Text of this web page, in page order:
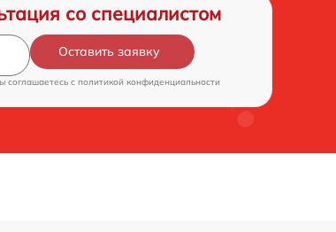
со специалистом
Оставить заявку
соглашаетесь c политикой конфиденциальности